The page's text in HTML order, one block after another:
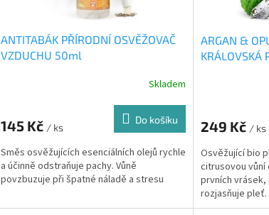
ANTITABÁK PŘÍRODNÍ OSVĚŽOVAČ
VZDUCHU 50ml
Skladem
145 Kč / ks
Do košíku
Směs osvěžujících esenciálních olejů rychle
a účinně odstraňuje pachy. Vůně
povzbuzuje při špatné náladě a stresu
ARGAN &
KRÁLOVSKÁ
249 Kč / ks
Osvěžující bio
citrusovou vůní
prvních
rozjasňuje pleť.